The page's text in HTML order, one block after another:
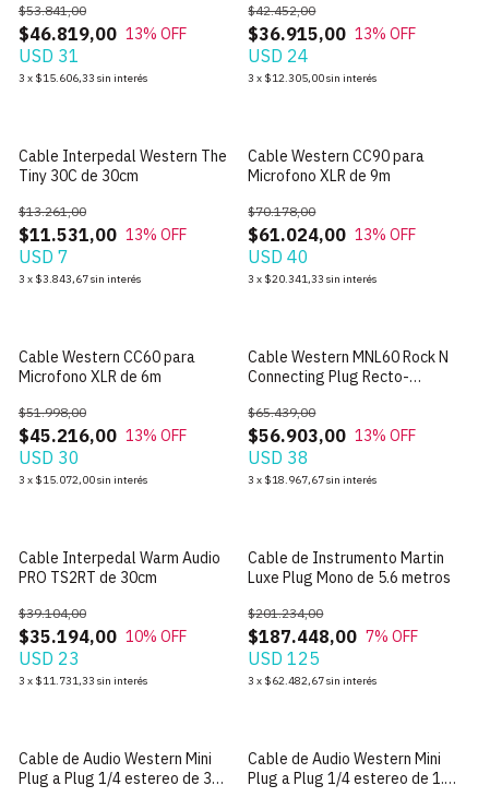
$46.819,00
$53.841,00
13% OFF
USD 31
3 x $15.606,33 sin interés
$36.915,00
$42.452,00
13% OFF
USD 24
3 x $12.305,00sin interés
Cable Interpedal Western The
Tiny 30C de 30cm
$11.531,00
$13.261,00
13% OFF
USD 7
3 x $3.843,67sin interés
Cable Western CC90 para
Microfono XLR de 9m
$61.024,00
$70.178,00
13% OFF
USD 40
3 x $20.341,33 sin interés
Cable Western CC60 para
Microfono XLR de 6m
$45.216,00
$51.998,00
13% OFF
USD 30
3 x $15.072,00sin interés
Cable Western MNL60 Rock N
Connecting Plug Recto-
$56.903,00
$65.439,00
13% OFF
USD 38
3 x $18.967,67sin interés
Cable Interpedal Warm Audio
PRO TS2RT de 30cm
$35.194,00
$39.104,00
10% OFF
USD 23
3 x $11.731,33 sin interés
Cable de Instrumento Martin
Luxe Plug Mono de 5.6 metros
$187.448,00
$201.234,00
7% OFF
USD 125
3 x $62.482,67sin interés
Cable de Audio Western Mini
Plug a Plug 1/4 estereo de 3
Cable de Audio Western Mini
Plug a Plug 1/4 estereo de 1.5